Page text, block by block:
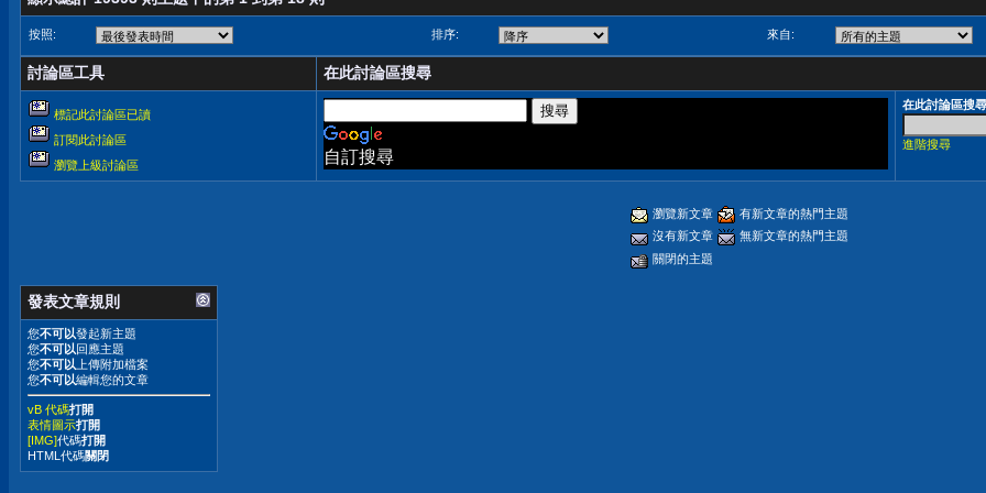
按照: 排序: 來自:
討論區工具 在此討論區搜尋
標記此討論區已讀
訂閱此討論區
瀏覽上級討論區
自訂搜尋
在此討論區搜尋
進階搜尋
瀏覽新文章
有新文章的熱門主題
沒有新文章
無新文章的熱門主題
關閉的主題
發表文章規則
您不可以發起新主題
您不可以回應主題
您不可以 上傳附加檔案
您不可以編輯您的文章
vB 代碼打開
表情圖示打開
[IMG]代碼打開
HTML代碼關閉